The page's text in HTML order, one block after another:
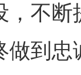
，不
做到